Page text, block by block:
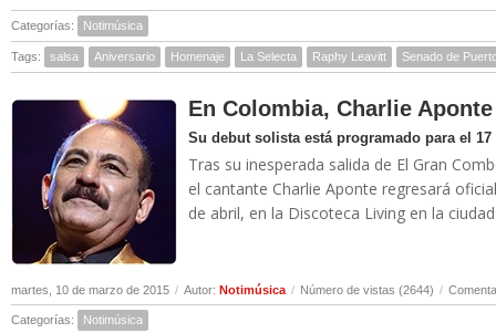
Categorías: Notimúsica
Tags: salsa Aniversario Homenaje La Selecta Raphy Leavitt Senado de
En Colombia, Charlie
Su debut solista está programado para el
Tras su inesperada salida de El Gran
el cantante Charlie Aponte regresará
de abril, en la Discoteca Living en la
martes, 10 de marzo de 2015 / Autor: Notimúsica / Número de vistas (2644) /
Categorías: Notimúsica